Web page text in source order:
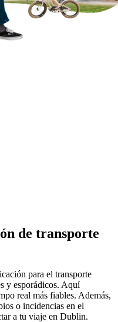
de transporte
para el transporte
y esporádicos. Aquí
real más fiables. Además,
o incidencias en el
a tu viaje en Dublin.